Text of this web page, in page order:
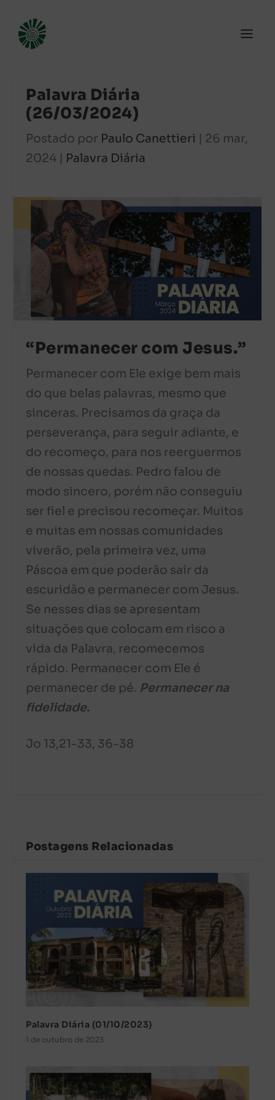
Palavra Diária
(26/03/2024)
Postado por Paulo Canettieri | 26 mar,
2024 | Palavra Diária
“Permanecer com Jesus.”
Permanecer com Ele exige bem mais
do que belas palavras, mesmo que
sinceras. Precisamos da graça da
perseverança, para seguir adiante, e
do recomeço, para nos reerguermos
de nossas quedas. Pedro falou de
modo sincero, porém não conseguiu
ser fiel e precisou recomeçar. Muitos
e muitas em nossas comunidades
viverão, pela primeira vez, uma
Páscoa em que poderão sair da
escuridão e permanecer com Jesus.
Se nesses dias se apresentam
situações que colocam em risco a
vida da Palavra, recomecemos
rápido. Permanecer com Ele é
permanecer de pé. Permanecer na
fidelidade.
Jo 13,21-33, 36-38
Postagens Relacionadas
Palavra Diária (01/10/2023)
1 de outubro de 2023